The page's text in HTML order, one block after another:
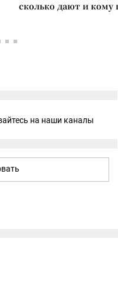
сколько дают и
на наши каналы